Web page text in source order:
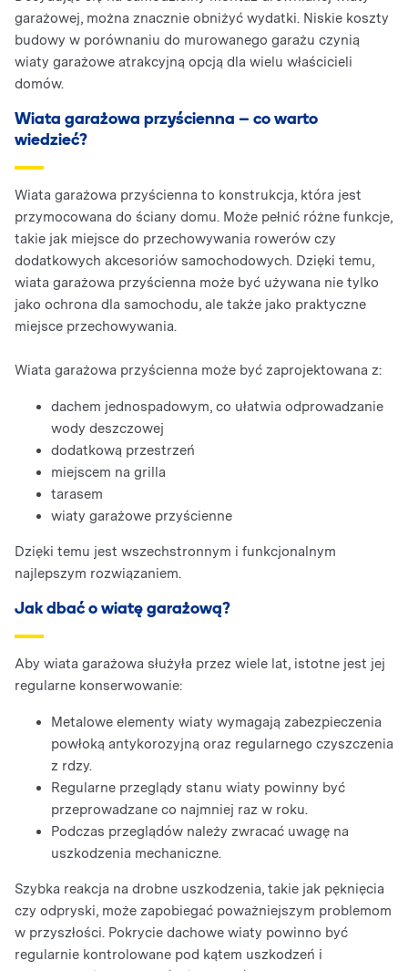
garażowej, można znacznie obniżyć wydatki. Niskie koszty
budowy w porównaniu do murowanego garażu czynią
wiaty garażowe atrakcyjną opcją dla wielu właścicieli
domów.
Wiata garażowa przyścienna – co warto
wiedzieć?
Wiata garażowa przyścienna to konstrukcja, która jest
przymocowana do ściany domu. Może pełnić różne funkcje,
takie jak miejsce do przechowywania rowerów czy
dodatkowych akcesoriów samochodowych. Dzięki temu,
wiata garażowa przyścienna może być używana nie tylko
jako ochrona dla samochodu, ale także jako praktyczne
miejsce przechowywania.
Wiata garażowa przyścienna może być zaprojektowana z:
dachem jednospadowym, co ułatwia odprowadzanie
wody deszczowej
dodatkową przestrzeń
miejscem na grilla
tarasem
wiaty garażowe przyścienne
Dzięki temu jest wszechstronnym i funkcjonalnym
najlepszym rozwiązaniem.
Jak dbać o wiatę garażową?
Aby wiata garażowa służyła przez wiele lat, istotne jest jej
regularne konserwowanie:
Metalowe elementy wiaty wymagają zabezpieczenia
powłoką antykorozyjną oraz regularnego czyszczenia
z rdzy.
Regularne przeglądy stanu wiaty powinny być
przeprowadzane co najmniej raz w roku.
Podczas przeglądów należy zwracać uwagę na
uszkodzenia mechaniczne.
Szybka reakcja na drobne uszkodzenia, takie jak pęknięcia
czy odpryski, może zapobiegać poważniejszym problemom
w przyszłości. Pokrycie dachowe wiaty powinno być
regularnie kontrolowane pod kątem uszkodzeń i